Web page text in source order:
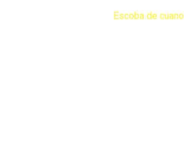
Escoba de cuano